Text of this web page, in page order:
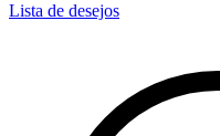
Lista de desejos